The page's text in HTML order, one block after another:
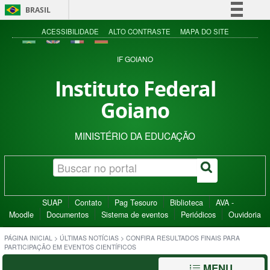
BRASIL
Simplifique!
Acesso à informação
ACESSIBILIDADE ALTO CONTRASTE MAPA DO SITE
IF GOIANO
Instituto Federal
Goiano
MINISTÉRIO DA EDUCAÇÃO
SUAP Contato Pag Tesouro Biblioteca
AVA -
Moodle
Documentos Sistema de eventos Periódicos Ouvidoria
PÁGINA INICIAL > ÚLTIMAS NOTÍCIAS > CONFIRA RESULTADOS FINAIS PARA
PARTICIPAÇÃO EM EVENTOS CIENTÍFICOS